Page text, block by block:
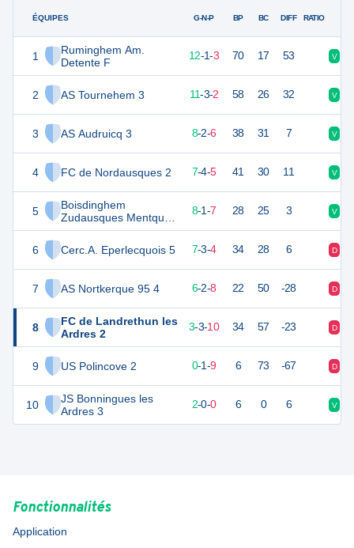
ÉQUIPES
1
Ruminghem Am.
Detente F
2 AS Tournehem 3
3 AS Audruicq 3
4 FC de Nordausques 2
5
Boisdinghem
Zudausques Mentque
Nortbecourt Ent. SP 2
6
Cerc.A. Eperlecquois 5
7 AS Nortkerque 95 4
8
FC de Landrethun les
Ardres 2
9 US Polincove 2
10
JS Bonningues les
Ardres 3
G-N-P BP BC DIFF RATIO
37 12-1-3 70 17 53 V
36 11-3-2 58 26 32 V
8-2-6 38 31 7 V
25 16 7-4-5 41 30 11 V
8-1-7 28 25 3 V
22 16 7-3-4 34 28 6 D
20 6-2-8 22 50 -28 D
12 16 3-3-10 34 57 -23 D
0-1-9 6 73 -67 D
6 2-0-0 6 0 6 V
Fonctionnalités
Application